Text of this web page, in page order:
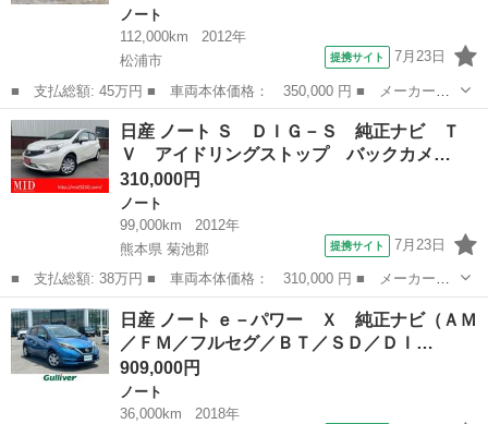
ノート
112,000km
2012年
松浦市
提携サイト 7月23日
■ 支払総額: 45万円 ■ 車両本体価格： 350,000 円 ■ メーカー
名： 日産 ■ 車種名： ノート ■ グレード名： Ｘ ＤＩＧ－
Ｓ 車検整備付き ターボ キーフリー 地デジ エアコン パワー
ウィンドウ スマー...
長崎 松浦市 ノート
日産 ノート Ｓ ＤＩＧ－Ｓ 純正ナビ Ｔ
Ｖ アイドリングストップ バックカメ…
310,000円
ノート
99,000km
2012年
熊本県 菊池郡
提携サイト 7月23日
■ 支払総額: 38万円 ■ 車両本体価格： 310,000 円 ■ メーカー
名： 日産 ■ 車種名： ノート ■ グレード名： Ｓ ＤＩＧ－
Ｓ 純正ナビ ＴＶ アイドリングストップ バックカメラ 車検整
備付 ■ 排気量：...
熊本 菊池郡 ノート
日産 ノート ｅ－パワー Ｘ 純正ナビ（ＡＭ
／ＦＭ／フルセグ／ＢＴ／ＳＤ／ＤＩ…
909,000円
ノート
36,000km
2018年